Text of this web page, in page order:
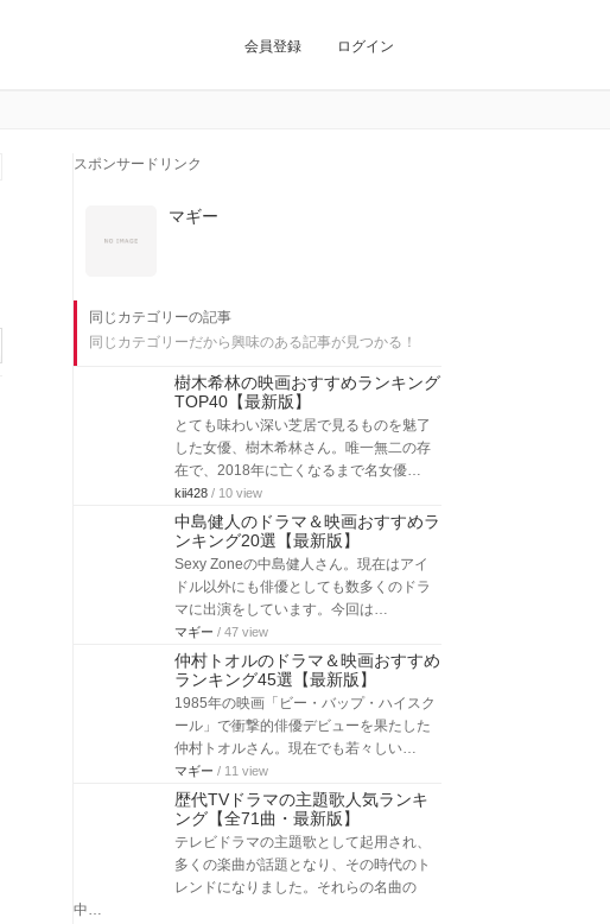
会員登録 ログイン
スポンサードリンク
マギー
同じカテゴリーの記事
同じカテゴリーだから興味のある記事が見つかる！
樹木希林の映画おすすめランキング
TOP40【最新版】
とても味わい深い芝居で見るものを魅了
した女優、樹木希林さん。唯一無二の存
在で、2018年に亡くなるまで名女優…
kii428 / 10 view
中島健人のドラマ＆映画おすすめラ
ンキング20選【最新版】
Sexy Zoneの中島健人さん。現在はアイ
ドル以外にも俳優としても数多くのドラ
マに出演をしています。今回は…
マギー / 47 view
仲村トオルのドラマ＆映画おすすめ
ランキング45選【最新版】
1985年の映画「ビー・バップ・ハイスク
ール」で衝撃的俳優デビューを果たした
仲村トオルさん。現在でも若々しい…
マギー / 11 view
歴代TVドラマの主題歌人気ランキ
ング【全71曲・最新版】
テレビドラマの主題歌として起用され、
多くの楽曲が話題となり、その時代のト
レンドになりました。それらの名曲の
中…